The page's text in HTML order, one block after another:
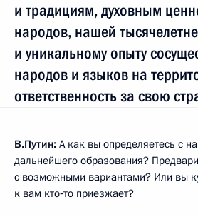
и традициям, духовным
народов, нашей
и уникальному опыту
народов и языков на
ответственность за свою
В.Путин: А как вы определяетесь с
дальнейшего образования?
с возможными вариантами? Или вы
к вам кто‑то приезжает?